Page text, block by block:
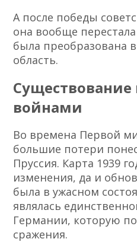
А после победы
она вообще
была преобразована
область.
войнами
Во времена Первой
большие потери
Пруссия. Карта 1939
изменения, да и
была в ужасном
являлась
Германии, которую
сражения.